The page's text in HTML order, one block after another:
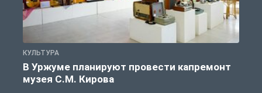
КУЛЬТУРА
В Уржуме планируют провести капремонт
музея С.М. Кирова